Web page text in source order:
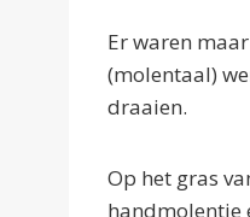
Er waren
(molentaal)
draaien.
Op het gras
handmolentje